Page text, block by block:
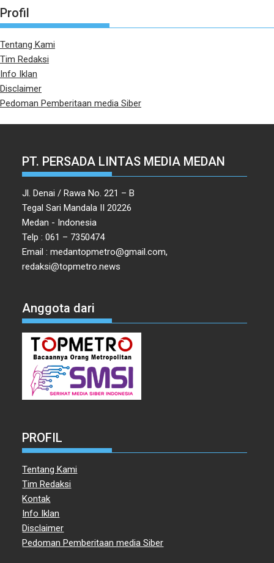
Profil
Tentang Kami
Tim Redaksi
Info Iklan
Disclaimer
Pedoman Pemberitaan media Siber
PT. PERSADA LINTAS MEDIA MEDAN
Jl. Denai / Rawa No. 221 – B
Tegal Sari Mandala II 20226
Medan - Indonesia
Telp : 061 – 7350474
Email : medantopmetro@gmail.com,
redaksi@topmetro.news
Anggota dari
PROFIL
Tentang Kami
Tim Redaksi
Kontak
Info Iklan
Disclaimer
Pedoman Pemberitaan media Siber